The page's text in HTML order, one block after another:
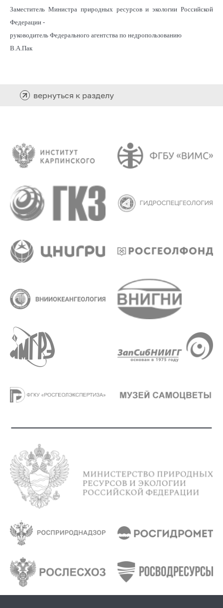
Заместитель Министра природных ресурсов и экологии Российской
Федерации -
руководитель Федерального агентства по недропользованию
В.А.Пак
вернуться к разделу